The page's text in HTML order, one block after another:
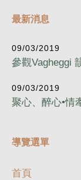
最新消息
09/03/2019
參觀Vagheggi
09/03/2019
聚心、醉心•情
導覽選單
首頁